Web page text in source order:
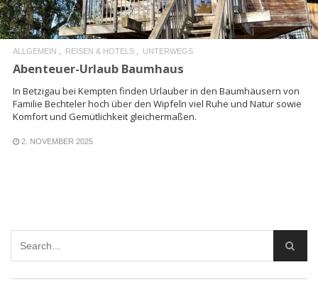
ALLGEMEIN REISEN & HOTELS UNTERWEGS
Abenteuer-Urlaub Baumhaus
In Betzigau bei Kempten finden Urlauber in den Baumhäusern von
Familie Bechteler hoch über den Wipfeln viel Ruhe und Natur sowie
Komfort und Gemütlichkeit gleichermaßen.
2. NOVEMBER 2025